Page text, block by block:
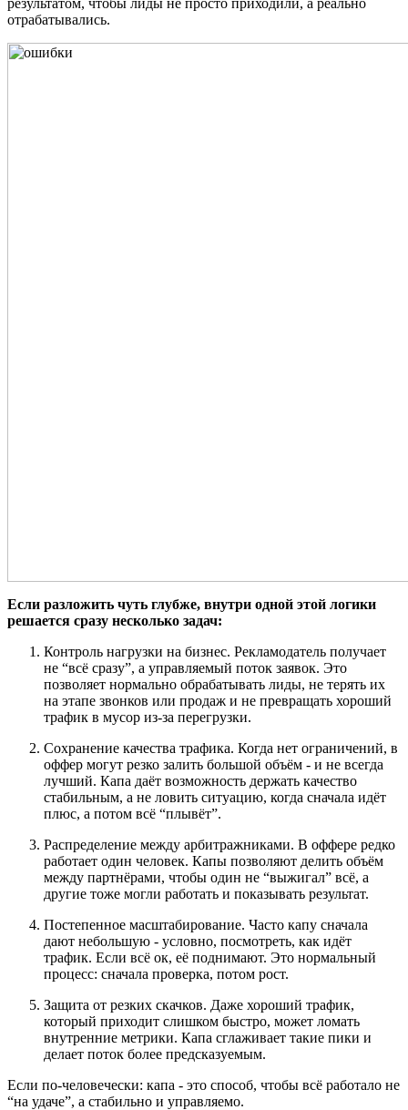
отрабатывались.
Если разложить чуть глубже, внутри одной этой логики
решается сразу несколько задач:
Контроль нагрузки на бизнес. Рекламодатель получает
не “всё сразу”, а управляемый поток заявок. Это
позволяет нормально обрабатывать лиды, не терять их
на этапе звонков или продаж и не превращать хороший
трафик в мусор из-за перегрузки.
Сохранение качества трафика. Когда нет ограничений, в
оффер могут резко залить большой объём - и не всегда
лучший. Капа даёт возможность держать качество
стабильным, а не ловить ситуацию, когда сначала идёт
плюс, а потом всё “плывёт”.
Распределение между арбитражниками. В оффере редко
работает один человек. Капы позволяют делить объём
между партнёрами, чтобы один не “выжигал” всё, а
другие тоже могли работать и показывать результат.
Постепенное масштабирование. Часто капу сначала
дают небольшую - условно, посмотреть, как идёт
трафик. Если всё ок, её поднимают. Это нормальный
процесс: сначала проверка, потом рост.
Защита от резких скачков. Даже хороший трафик,
который приходит слишком быстро, может ломать
внутренние метрики. Капа сглаживает такие пики и
делает поток более предсказуемым.
Если по-человечески: капа - это способ, чтобы всё работало не
“на удаче”, а стабильно и управляемо.